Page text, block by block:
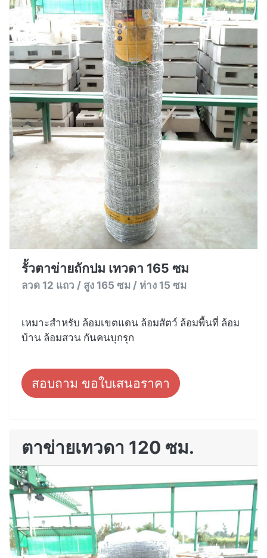
รั้วตาข่ายถักปม เทวดา 165 ซม
ลวด 12 แถว / สูง 165 ซม / ห่าง 15 ซม
เหมาะสำหรับ ล้อมเขตแดน ล้อมสัตว์ ล้อมพื้นที่ ล้อม
บ้าน ล้อมสวน กันคนบุกรุก
สอบถาม ขอใบเสนอราคา
ตาข่ายเทวดา 120 ซม.